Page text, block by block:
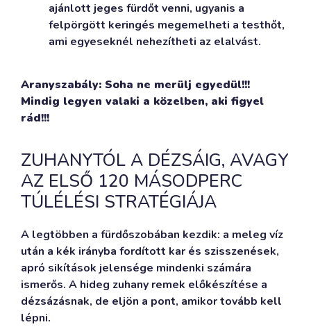
ajánlott jeges fürdőt venni, ugyanis a
felpörgött keringés megemelheti a testhőt,
ami egyeseknél nehezítheti az elalvást.
Aranyszabály: Soha ne merülj egyedül!!!
Mindig legyen valaki a közelben, aki figyel
rád!!!
ZUHANYTÓL A DÉZSÁIG, AVAGY
AZ ELSŐ 120 MÁSODPERC
TÚLÉLÉSI STRATÉGIÁJA
A legtöbben a fürdőszobában kezdik: a meleg víz
után a kék irányba fordított kar és szisszenések,
apró sikítások jelensége mindenki számára
ismerős. A hideg zuhany remek előkészítése a
dézsázásnak, de eljön a pont, amikor tovább kell
lépni.